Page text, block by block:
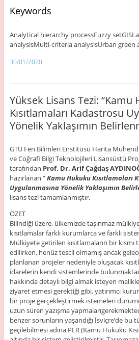
Keywords
Analytical hierarchy processFuzzy
analysisMulti-criteria analysisUrban green
30/01/2020
Yüksek Lisans Tezi: “Kamu
Kısıtlamaları Kadastrosu
Yönelik Yaklaşımın
GTÜ Fen Bilimleri Enstitüsü Harita
ve Coğrafi Bilgi Teknolojileri Lisansüstü
tarafından Prof. Dr. Arif Çağdaş
hazırlanan ”Kamu Hukuku Kısıtlamaları
Uygulanmasına Yönelik Yaklaşımın
lisans tezi tamamlanmıştır.
ÖZET
Bilindiği üzere, ülkemizde taşınmaz
kısıtlamalar farklı kurumlarca ve farklı
Mülkiyete getirilen kısıtlamaların bir
edilirken, henüz tescil olmamış ancak
planlanan projeler nedeniyle oluşacak
idarelerin kendi sistemlerinde
hakkında detaylı bilgi almak isteyen
ziyaret etmesi gerektiği gibi, yatırımcı
bir proje gerçekleştirmek istemeleri
uzun süren yazışma
benzer sorunların yaşandığı İsviçre’de
geçilebilmesi adına PLR (Kamu Hukuku